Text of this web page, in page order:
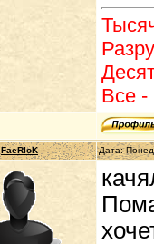
Все -
FaeRloK Дата: